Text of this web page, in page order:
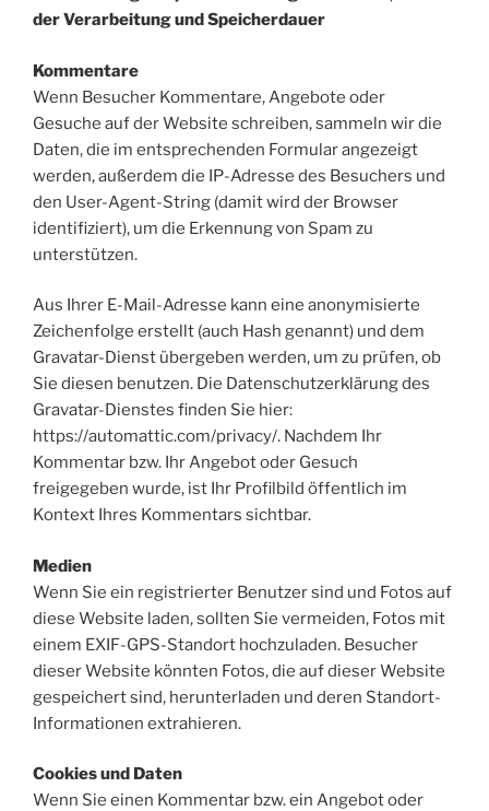
der Verarbeitung und Speicherdauer
Kommentare
Wenn Besucher Kommentare, Angebote oder
Gesuche auf der Website schreiben, sammeln wir die
Daten, die im entsprechenden Formular angezeigt
werden, außerdem die IP-Adresse des Besuchers und
den User-Agent-String (damit wird der Browser
identifiziert), um die Erkennung von Spam zu
unterstützen.
Aus Ihrer E-Mail-Adresse kann eine anonymisierte
Zeichenfolge erstellt (auch Hash genannt) und dem
Gravatar-Dienst übergeben werden, um zu prüfen, ob
Sie diesen benutzen. Die Datenschutzerklärung des
Gravatar-Dienstes finden Sie hier:
https://automattic.com/privacy/. Nachdem Ihr
Kommentar bzw. Ihr Angebot oder Gesuch
freigegeben wurde, ist Ihr Profilbild öffentlich im
Kontext Ihres Kommentars sichtbar.
Medien
Wenn Sie ein registrierter Benutzer sind und Fotos auf
diese Website laden, sollten Sie vermeiden, Fotos mit
einem EXIF-GPS-Standort hochzuladen. Besucher
dieser Website könnten Fotos, die auf dieser Website
gespeichert sind, herunterladen und deren Standort-
Informationen extrahieren.
Cookies und Daten
Wenn Sie einen Kommentar bzw. ein Angebot oder